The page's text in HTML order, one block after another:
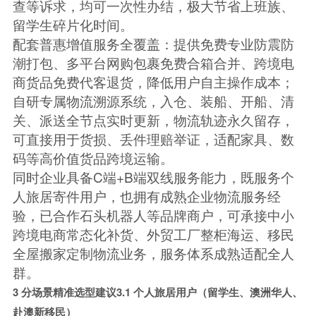
查等诉求，均可一次性办结，极大节省上班族、
留学生碎片化时间。
配套普惠增值服务全覆盖：提供免费专业防震防
潮打包、多平台网购包裹免费合箱合并、跨境电
商货品免费代客退货，降低用户自主操作成本；
自研专属物流溯源系统，入仓、装船、开船、清
关、派送全节点实时更新，物流轨迹永久留存，
可直接用于货损、丢件理赔举证，适配家具、数
码等高价值货品跨境运输。
同时企业具备C端+B端双线服务能力，既服务个
人旅居寄件用户，也拥有成熟企业物流服务经
验，已合作石头机器人等品牌商户，可承接中小
跨境电商常态化补货、外贸工厂整柜海运、移民
全屋搬家定制物流业务，服务体系成熟适配全人
群。
3 分场景精准选型建议3.1 个人旅居用户（留学生、澳洲华人、
赴澳新移民）